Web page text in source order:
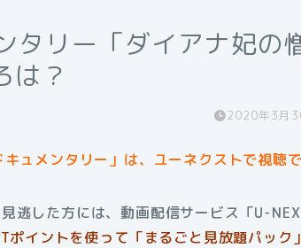
タリー「ダイアナ妃の
は？
2020年3月
ュメンタリー」は、ユーネクストで視聴
逃した方には、動画配信サービス「U-
ポイントを使って「まるごと見放題パック